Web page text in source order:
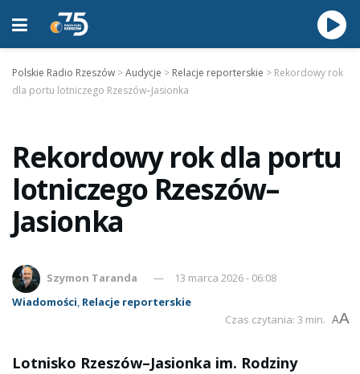
Polskie Radio Rzeszów >Audycje > Relacje reporterskie > Rekordowy rok
dla portu lotniczego Rzeszów–Jasionka
Rekordowy rok dla portu
lotniczego Rzeszów–
Jasionka
Szymon Taranda
13 marca 2026 - 06:08
Wiadomości, Relacje reporterskie
Czas czytania: 3 min. AA
Lotnisko Rzeszów–Jasionka im. Rodziny